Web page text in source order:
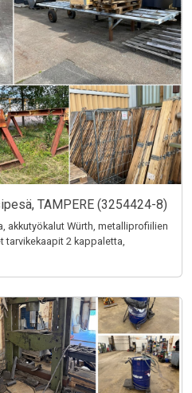
TAMPERE (3254424-8)
akkutyökalut Würth, metalliprofiilien
tarvikekaapit 2 kappaletta,